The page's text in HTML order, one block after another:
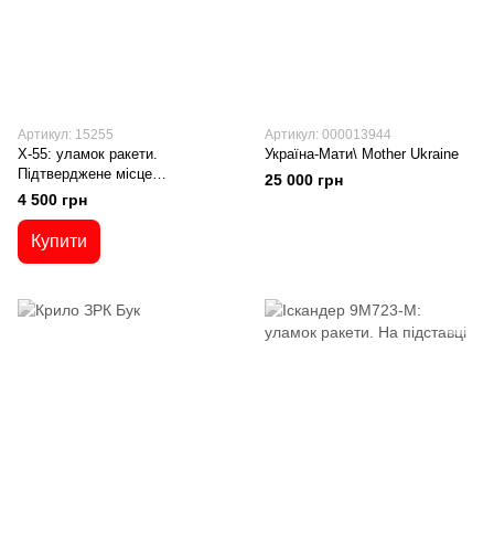
Артикул: 15255
Х-55: уламок ракети.
Підтверджене місце
перехоплення
4 500 грн
Купити
Артикул: 000013944
Україна-Мати\ Mother Ukraine
25 000 грн